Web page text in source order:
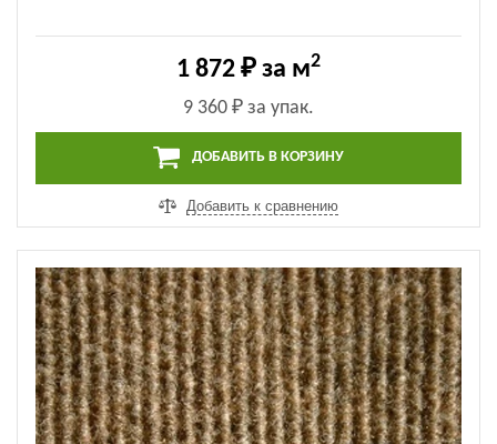
1 872 ₽ за м2
9 360 ₽ за упак.
ДОБАВИТЬ В КОРЗИНУ
Добавить к сравнению